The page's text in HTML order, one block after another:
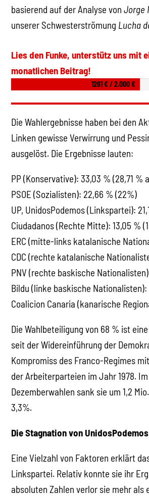
basierend auf der Analyse von Jorge
unserer Schwesterströmung Lucha
Lies den Funke, unterstütz uns mit
monatlichen Beitrag!
1261 € / 2.000 €
Die Wahlergebnisse haben bei den
Linken gewisse Verwirrung und
ausgelöst. Die Ergebnisse lauten:
PP (Konservative): 33,03 % (28,71 %
PSOE (Sozialisten): 22,66 % (22%)
UP, UnidosPodemos (Linkspartei):
Ciudadanos (Rechte Mitte): 13,05 %
ERC (mitte-links katalanische
CDC (rechte katalanische
PNV (rechte baskische
Bildu (linke baskische Nationalisten):
Coalicion Canaria (kanarische
Die Wahlbeteiligung von 68 % ist
seit der Widereinführung der
Kompromiss des Franco-Regimes
der Arbeiterparteien im Jahr 1978.
Dezemberwahlen sank sie um 1,2
3,3%.
Die Stagnation von UnidosPodemos
Eine Vielzahl von Faktoren erklärt
Linkspartei. Relativ konnte sie ihr
absoluten Zahlen verlor sie mehr als